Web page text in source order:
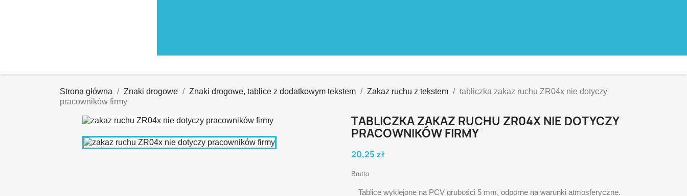
Strona główna Znaki drogowe Znaki drogowe, tablice z dodatkowym tekstem Zakaz ruchu z tekstem
tabliczka zakaz ruchu ZR04x nie dotyczy
pracowników firmy
TABLICZKA ZAKAZ RUCHU ZR04X NIE DOTYCZY
PRACOWNIKÓW FIRMY
20,25 zł
Brutto
Tablice wyklejone na PCV grubości 5 mm, odporne na warunki atmosferyczne.